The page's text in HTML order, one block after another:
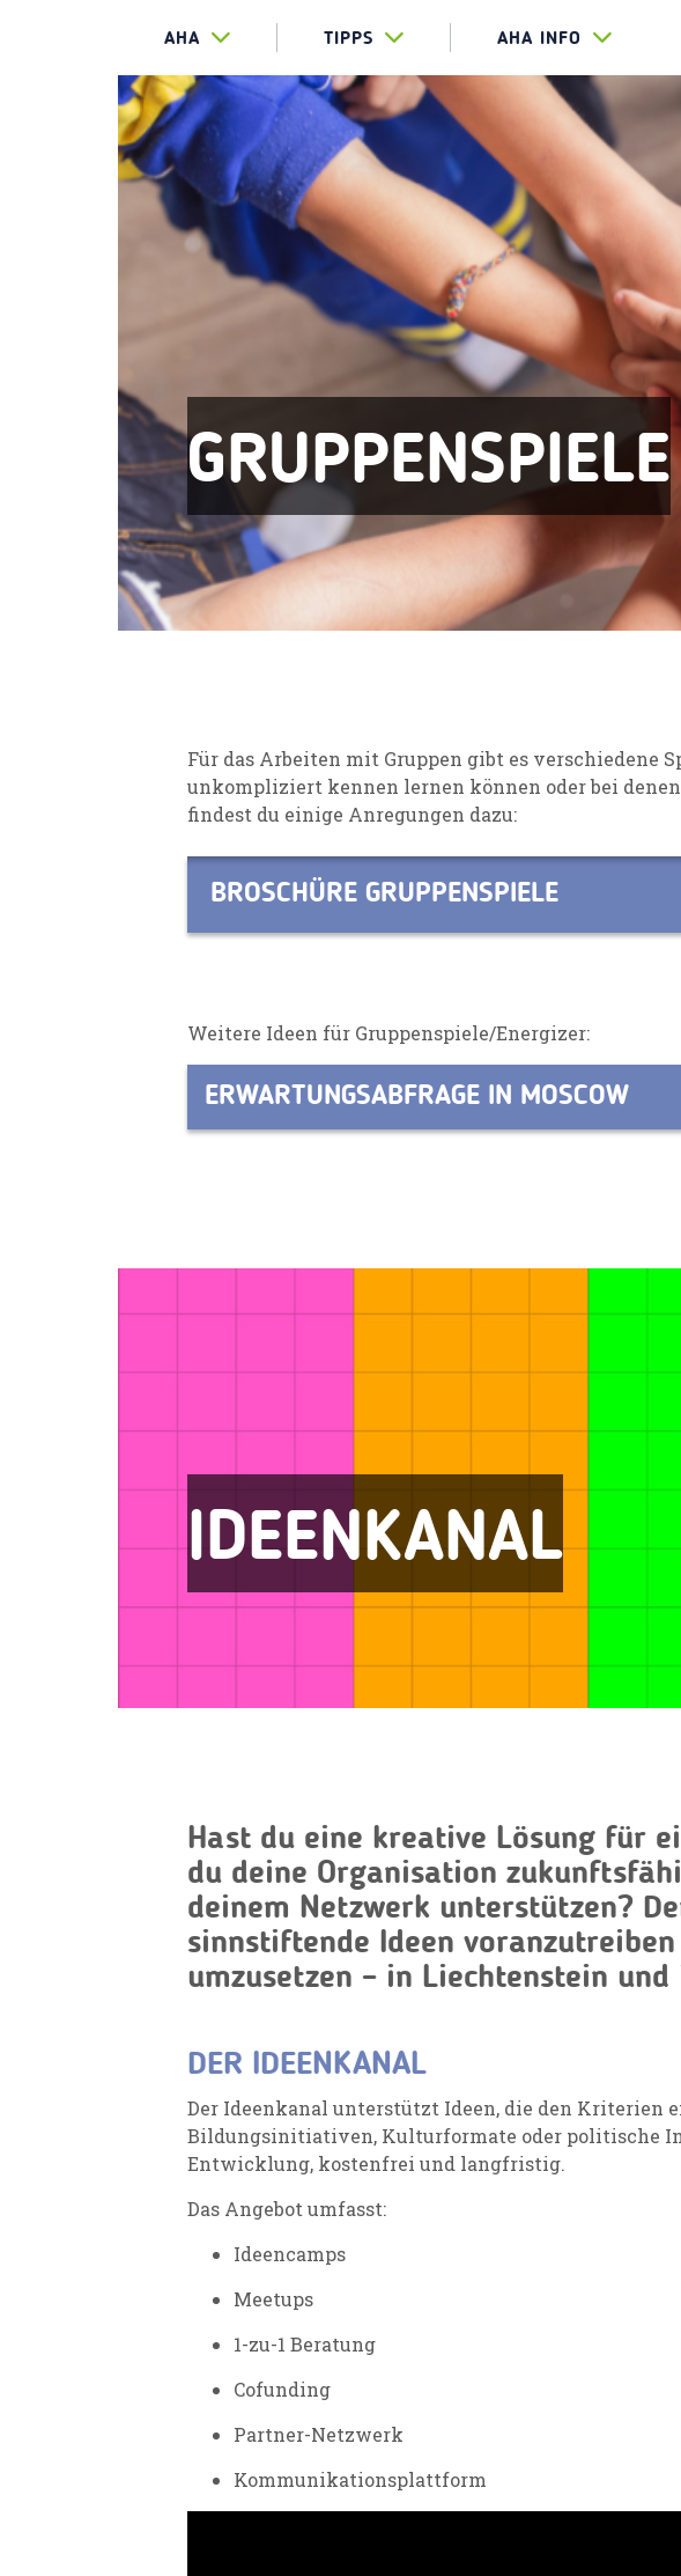
AHA TIPPS AHA INFO
GRUPPENSPIELE
Für das Arbeiten mit Gruppen gibt es verschiedene
unkompliziert kennen lernen können oder bei
findest du einige Anregungen dazu:
BROSCHÜRE GRUPPENSPIELE
Weitere Ideen für Gruppenspiele/Energizer:
ERWARTUNGSABFRAGE IN MOSCOW
IDEENKANAL
Hast du eine kreative Lösung für
du deine Organisation
deinem Netzwerk unterstützen?
sinnstiftende Ideen
umzusetzen – in Liechtenstein
DER IDEENKANAL
Der Ideenkanal unterstützt Ideen, die den Kriterien
Bildungsinitiativen, Kulturformate oder politische
Entwicklung, kostenfrei und langfristig.
Das Angebot umfasst:
Ideencamps
Meetups
1-zu-1 Beratung
Cofunding
Partner-Netzwerk
Kommunikationsplattform